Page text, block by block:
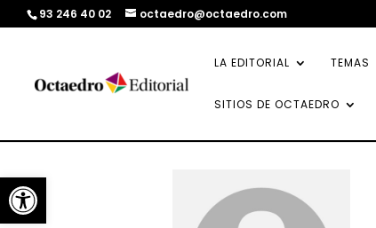
Abrir barra de herramientas
93 246 40 02 octaedro@octaedro.com
LA EDITORIAL TEMAS
SITIOS DE OCTAEDRO